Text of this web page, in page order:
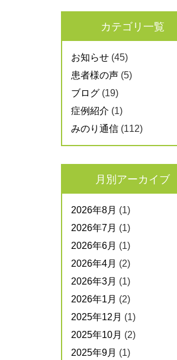
カテゴリ一覧
お知らせ (45)
患者様の声 (5)
ブログ (19)
症例紹介 (1)
みのり通信 (112)
月別アーカイブ
2026年8月 (1)
2026年7月 (1)
2026年6月 (1)
2026年4月 (2)
2026年3月 (1)
2026年1月 (2)
2025年12月 (1)
2025年10月 (2)
2025年9月 (1)